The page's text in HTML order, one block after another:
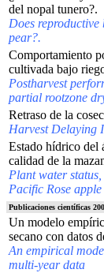
del nopal tunero?.
Does
pear?.
Comportamiento
cultivada bajo
Postharvest
partial rootzone
Retraso de la
Harvest Delaying
Estado hídrico del
calidad de la
Plant water
Pacific Rose
Publicaciones científicas
Un modelo
secano con datos
An empirical
multi-year data